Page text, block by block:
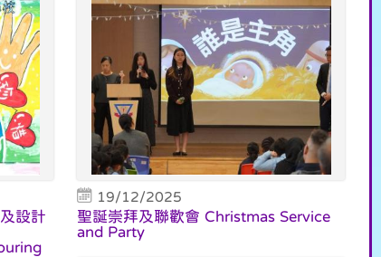
設計
19/12/2025
聖誕崇拜及聯歡會 Christmas Service
and Party